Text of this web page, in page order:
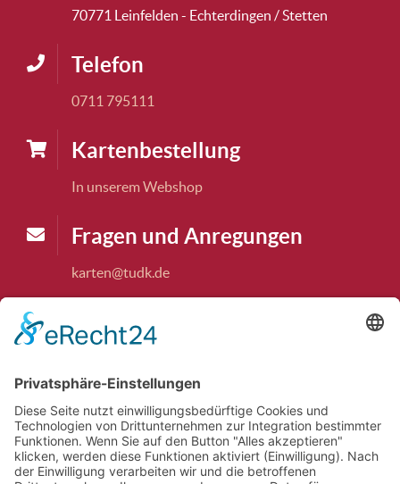
70771 Leinfelden - Echterdingen / Stetten
Telefon
0711 795111
Karten­bestellung
In unserem Webshop
Fragen und Anregungen
karten@tudk.de
Theaterkasse
15:00 bis 18.00 Uhr, und jeweils 1 Stunde vor
jeder Vorstellung geöffnet. Ausnahme: nicht am
14.07.2026 und nicht am 04.08.2026